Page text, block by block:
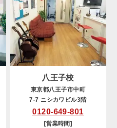
八王子校
東京都八王子市中町
7-7 ニシカワビル3階
0120-649-801
[営業時間]